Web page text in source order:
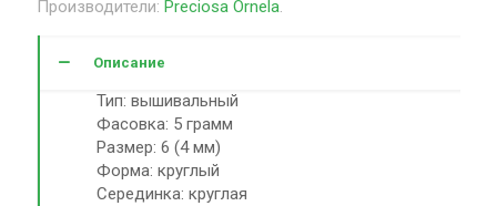
Производители: Preciosa Ornela.
Описание
Тип: вышивальный
Фасовка: 5 грамм
Размер: 6 (4 мм)
Форма: круглый
Серединка: круглая